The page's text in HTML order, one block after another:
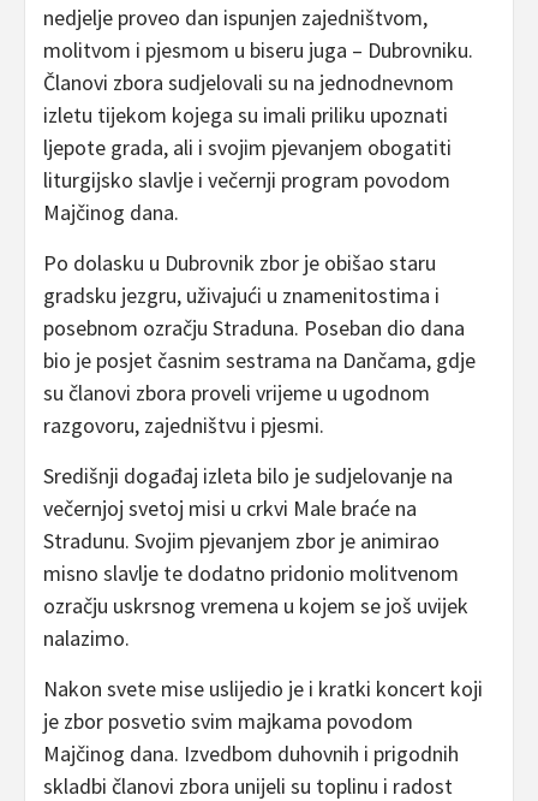
nedjelje proveo dan ispunjen zajedništvom,
molitvom i pjesmom u biseru juga – Dubrovniku.
Članovi zbora sudjelovali su na jednodnevnom
izletu tijekom kojega su imali priliku upoznati
ljepote grada, ali i svojim pjevanjem obogatiti
liturgijsko slavlje i večernji program povodom
Majčinog dana.
Po dolasku u Dubrovnik zbor je obišao staru
gradsku jezgru, uživajući u znamenitostima i
posebnom ozračju Straduna. Poseban dio dana
bio je posjet časnim sestrama na Dančama, gdje
su članovi zbora proveli vrijeme u ugodnom
razgovoru, zajedništvu i pjesmi.
Središnji događaj izleta bilo je sudjelovanje na
večernjoj svetoj misi u crkvi Male braće na
Stradunu. Svojim pjevanjem zbor je animirao
misno slavlje te dodatno pridonio molitvenom
ozračju uskrsnog vremena u kojem se još uvijek
nalazimo.
Nakon svete mise uslijedio je i kratki koncert koji
je zbor posvetio svim majkama povodom
Majčinog dana. Izvedbom duhovnih i prigodnih
skladbi članovi zbora unijeli su toplinu i radost